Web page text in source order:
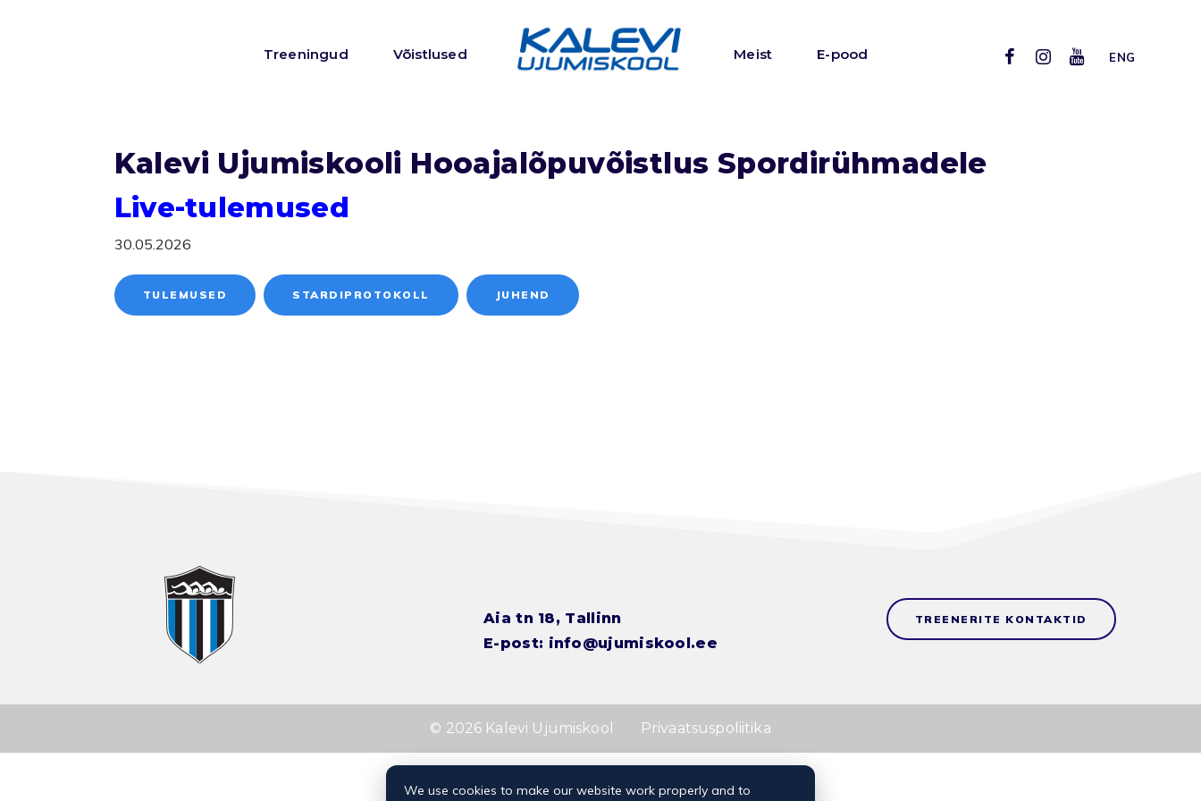
ENG
Treeningud Võistlused Meist E-pood
Kalevi Ujumiskooli Hooajalõpuvõistlus Spordirühmadele
Live-tulemused
30.05.2026
TULEMUSED STARDIPROTOKOLL JUHEND
Aia tn 18, Tallinn
E-post: info@ujumiskool.ee
TREENERITE KONTAKTID
© 2026 Kalevi Ujumiskool Privaatsuspoliitika
We use cookies to make our website work properly and to